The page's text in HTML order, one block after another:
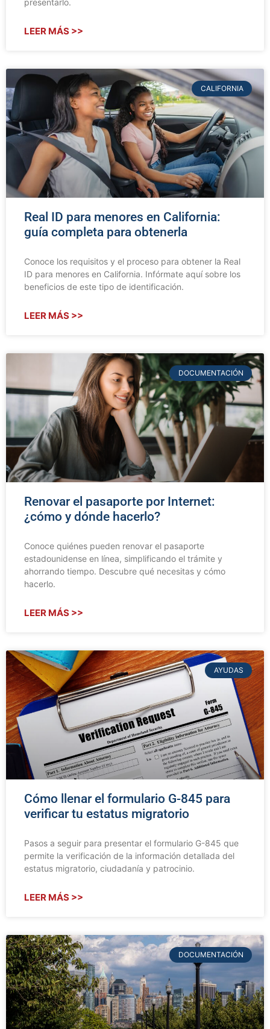
presentarlo.
LEER MÁS >>
CALIFORNIA
Real ID para menores en California:
guía completa para obtenerla
Conoce los requisitos y el proceso para obtener la Real
ID para menores en California. Infórmate aquí sobre los
beneficios de este tipo de identificación.
LEER MÁS >>
DOCUMENTACIÓN
Renovar el pasaporte por Internet:
¿cómo y dónde hacerlo?
Conoce quiénes pueden renovar el pasaporte
estadounidense en línea, simplificando el trámite y
ahorrando tiempo. Descubre qué necesitas y cómo
hacerlo.
LEER MÁS >>
AYUDAS
Cómo llenar el formulario G-845 para
verificar tu estatus migratorio
Pasos a seguir para presentar el formulario G-845 que
permite la verificación de la información detallada del
estatus migratorio, ciudadanía y patrocinio.
LEER MÁS >>
DOCUMENTACIÓN